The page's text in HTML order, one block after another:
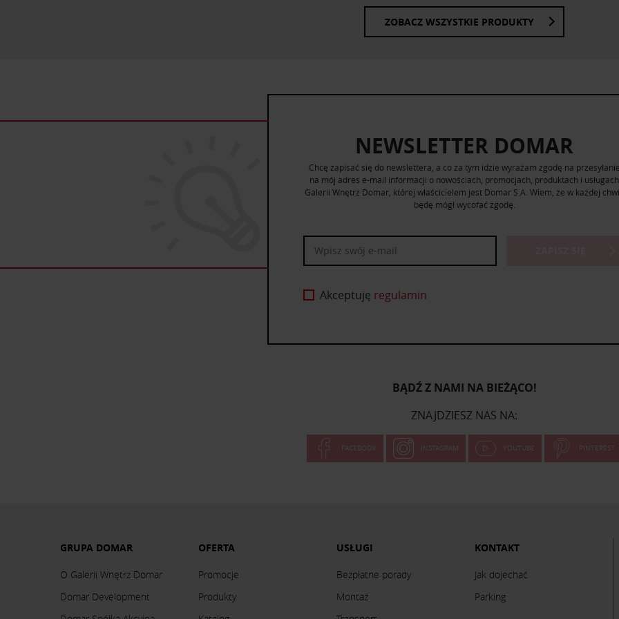
uzyskanymi podczas korzystania z ich usług.
ZOBACZ WSZYSTKIE PRODUKTY
NEWSLETTER DOMAR
Chcę zapisać się do newslettera, a co za tym idzie wyrażam zgodę na
na mój adres e-mail informacji o nowościach, promocjach, produktach i usługach
Galerii Wnętrz Domar, której właścicielem jest Domar S.A. Wiem, że w każdej
będę mógł wycofać zgodę.
Akceptuję regulamin
BĄDŹ Z NAMI NA BIEŻĄCO!
ZNAJDZIESZ NAS NA:
FACEBOOK INSTAGRAM YOUTUBE PINTEREST
GRUPA DOMAR
O Galerii Wnętrz Domar
Domar Development
OFERTA
Promocje
Produkty
USŁUGI
Bezpłatne porady
Montaż
KONTAKT
Jak dojechać
Parking